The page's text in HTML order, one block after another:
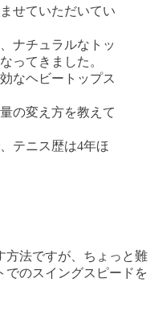
せていただいてい
ナチュラルなトッ
ってきました。
なヘビートップス
の変え方を教えて
テニス歴は4年ほ
方法ですが、ちょっと難
でのスイングスピードを